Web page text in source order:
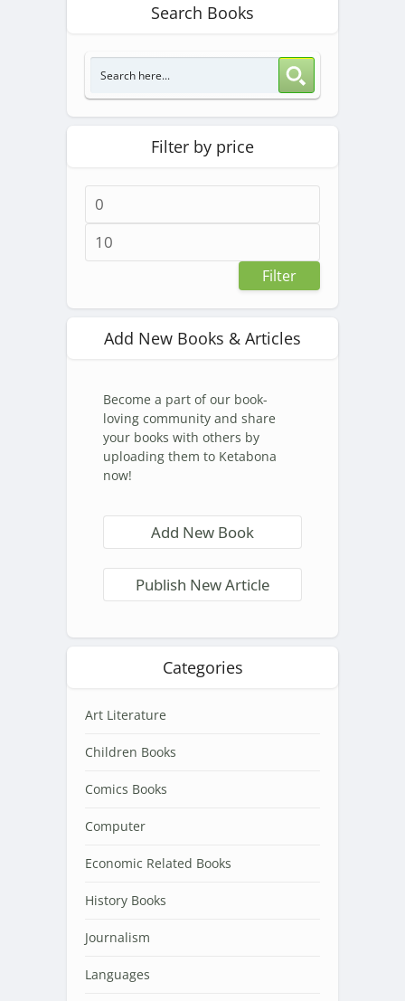
Search Books
Filter by price
Min
price
Max
price
Filter
Add New Books & Articles
Become a part of our book-
loving community and share
your books with others by
uploading them to Ketabona
now!
Add New Book
Publish New Article
Categories
Art Literature
Children Books
Comics Books
Computer
Economic Related Books
History Books
Journalism
Languages